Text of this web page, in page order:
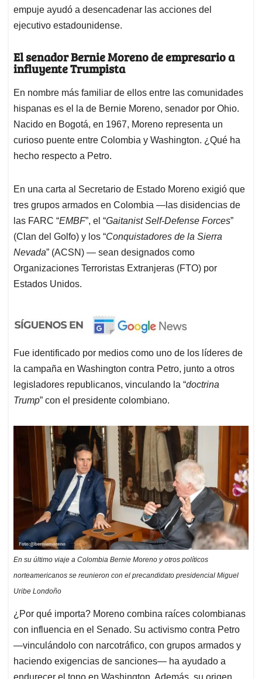
empuje ayudó a desencadenar las acciones del
ejecutivo estadounidense.
El senador Bernie Moreno de empresario a
influyente Trumpista
En nombre más familiar de ellos entre las comunidades
hispanas es el la de Bernie Moreno, senador por Ohio.
Nacido en Bogotá, en 1967, Moreno representa un
curioso puente entre Colombia y Washington. ¿Qué ha
hecho respecto a Petro.
En una carta al Secretario de Estado Moreno exigió que
tres grupos armados en Colombia —las disidencias de
las FARC “EMBF”, el “Gaitanist Self-Defense Forces”
(Clan del Golfo) y los “Conquistadores de la Sierra
Nevada” (ACSN) — sean designados como
Organizaciones Terroristas Extranjeras (FTO) por
Estados Unidos.
Fue identificado por medios como uno de los líderes de
la campaña en Washington contra Petro, junto a otros
legisladores republicanos, vinculando la “doctrina
Trump” con el presidente colombiano.
En su último viaje a Colombia Bernie Moreno y otros políticos
norteamericanos se reunieron con el precandidato presidencial Miguel
Uribe Londoño
¿Por qué importa? Moreno combina raíces colombianas
con influencia en el Senado. Su activismo contra Petro
—vinculándolo con narcotráfico, con grupos armados y
haciendo exigencias de sanciones— ha ayudado a